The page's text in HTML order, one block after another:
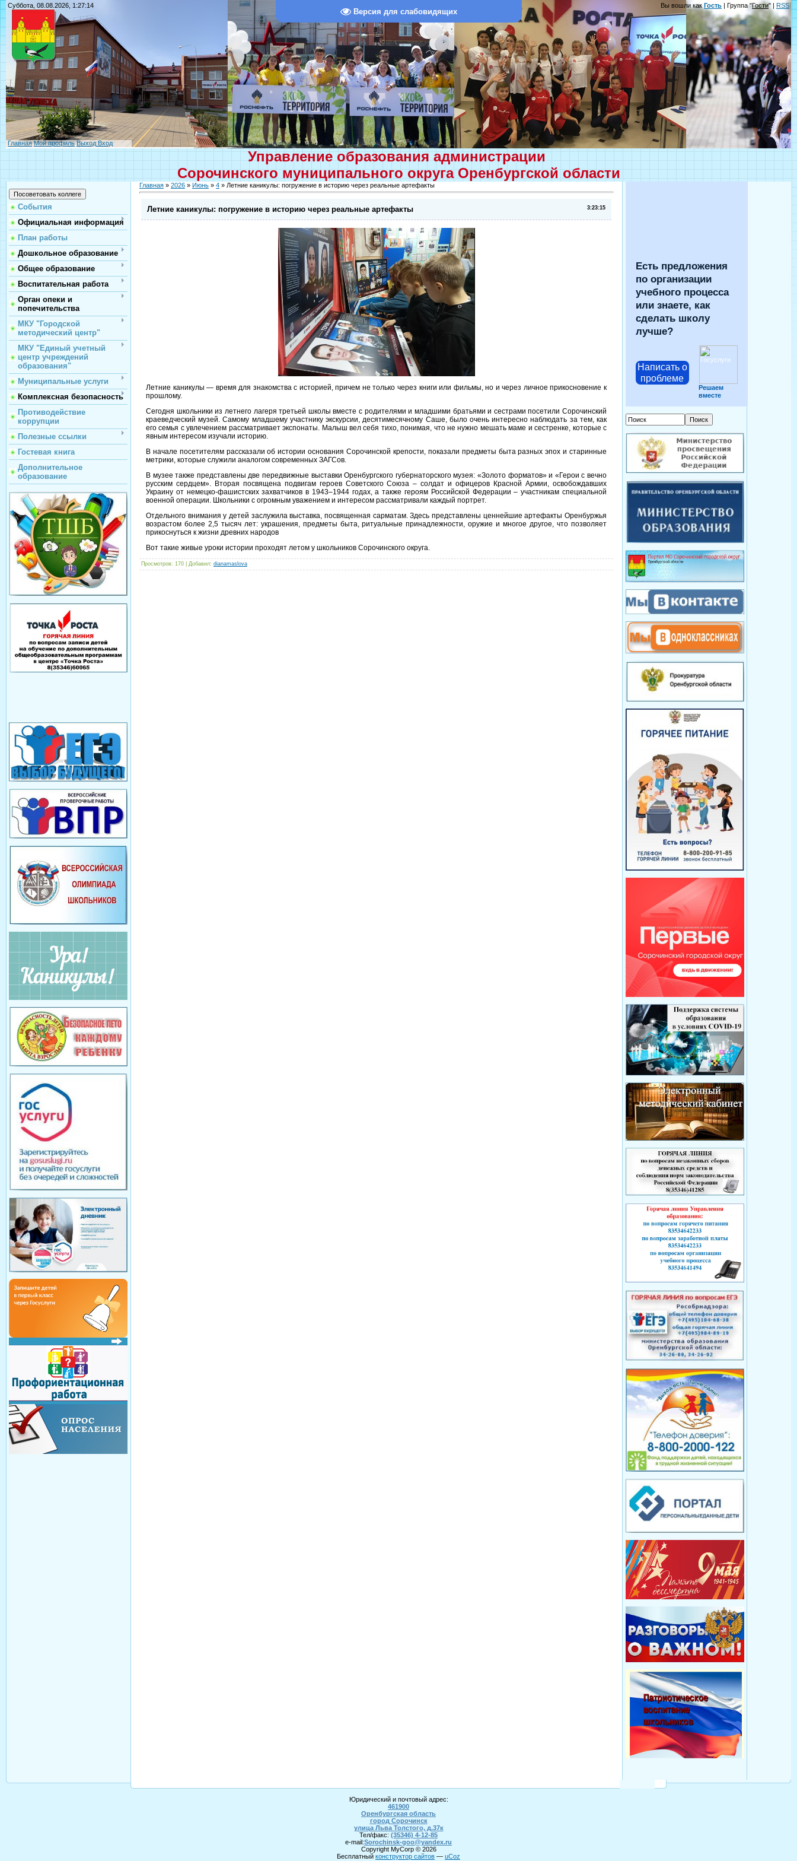
Версия для слабовидящих
Суббота, 08.08.2026, 1:27:14 Вы вошли какГость | Группа "Гости" | RSS
Главная Мой профиль Выход Вход
Управление образования администрации
Сорочинского муниципального округа Оренбургской области
События
Официальная информация
План работы
Дошкольное образование
Общее образование
Воспитательная работа
Орган опеки и
попечительства
МКУ "Городской
методический центр"
МКУ "Единый учетный
центр учреждений
образования"
Муниципальные услуги
Комплексная безопасность
Противодействие
коррупции
Полезные ссылки
Гостевая книга
Дополнительное
образование
Главная » 2026 » Июнь » 4 » Летние каникулы: погружение в историю через реальные артефакты
3:23:15
Летние каникулы: погружение в историю через реальные артефакты
Летние каникулы — время для знакомства с историей, причем не только через книги или фильмы, но и через личное прикосновение к
прошлому.
Сегодня школьники из летнего лагеря третьей школы вместе с родителями и младшими братьями и сестрами посетили Сорочинский
краеведческий музей. Самому младшему участнику экскурсии, десятимесячному Саше, было очень интересно наблюдать за тем, как
его семья с увлечением рассматривает экспонаты. Малыш вел себя тихо, понимая, что не нужно мешать маме и сестренке, которые с
явным интересом изучали историю.
В начале посетителям рассказали об истории основания Сорочинской крепости, показали предметы быта разных эпох и старинные
метрики, которые служили аналогом современных ЗАГСов.
В музее также представлены две передвижные выставки Оренбургского губернаторского музея: «Золото форматов» и «Герои с вечно
русским сердцем». Вторая посвящена подвигам героев Советского Союза – солдат и офицеров Красной Армии, освобождавших
Украину от немецко-фашистских захватчиков в 1943–1944 годах, а также героям Российской Федерации – участникам специальной
военной операции. Школьники с огромным уважением и интересом рассматривали каждый портрет.
Отдельного внимания у детей заслужила выставка, посвященная сарматам. Здесь представлены ценнейшие артефакты Оренбуржья
возрастом более 2,5 тысяч лет: украшения, предметы быта, ритуальные принадлежности, оружие и многое другое, что позволяет
прикоснуться к жизни древних народов
Вот такие живые уроки истории проходят летом у школьников Сорочинского округа.
Просмотров: 170 | Добавил: dianamaslova
Есть предложения
по организации
учебного процесса
или знаете, как
сделать школу
лучше?
Написать о
проблеме
Решаем
вместе
Юридический и почтовый адрес:
461900
Оренбургская область
город Сорочинск
улица Льва Толстого, д.37к
Тел/факс: (35346) 4-12-85
e-mail:Sorochinsk-goo@yandex.ru
Copyright MyCorp © 2026
Бесплатный конструктор сайтов — uCoz